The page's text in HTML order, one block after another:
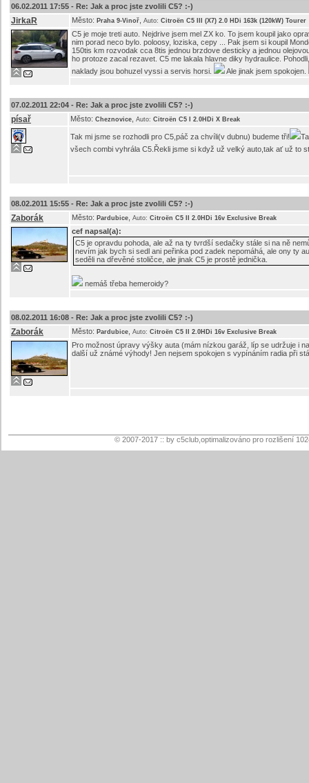
06.02.2011 17:55 - Re: Jak a proc jste zvolili C5? :-)
JirkaR Město: Praha 9-Vinoř Auto: Citroën C5 III (X7) 2.0 HDi 163k (120kW) Tourer
C5 je moje treti auto. Nejdrive jsem mel ZX ko. To jsem koupil jako
nim porad neco bylo. poloosy, loziska, cepy ... Pak jsem si koupil
150tis km rozvodak cca 8tis jednou brzdove desticky a jednou
ho protoze zacal rezavet. C5 me lakala hlavne diky hydraulice.
naklady jsou bohuzel vyssi a servis horsi.
Ale jinak jsem spokojen.
07.02.2011 22:04 - Re: Jak a proc jste zvolili C5? :-)
písař Město: Cheznovice Auto: Citroën C5 I 2.0HDi X Break
Tak mi jsme se rozhodli pro C5,páč za chvíli(v dubnu) budeme tři!
všech combi vyhrála C5.Řekli jsme si když už velký auto,tak ať už to
08.02.2011 15:55 - Re: Jak a proc jste zvolili C5? :-)
Zaborák Město: Pardubice Auto: Citroën C5 II 2.0HDi 16v Exclusive Break
cef napsal(a):
C5 je opravdu pohoda, ale až na ty tvrdší sedačky stále si na ně
nevím jak bych si sedl ani peřinka pod zadek nepomáhá, ale ony ty
seděli na dřevěné stoličce, ale jinak C5 je prostě jednička.
nemáš třeba hemeroidy?
08.02.2011 16:08 - Re: Jak a proc jste zvolili C5? :-)
Zaborák Město: Pardubice Auto: Citroën C5 II 2.0HDi 16v Exclusive Break
Pro možnost úpravy výšky auta (mám nízkou garáž, líp se udržuje i
další už známé výhody! Jen nejsem spokojen s vypínáním radia při
© 2007-2017 :: by c5club,optimalizováno pro rozlišení